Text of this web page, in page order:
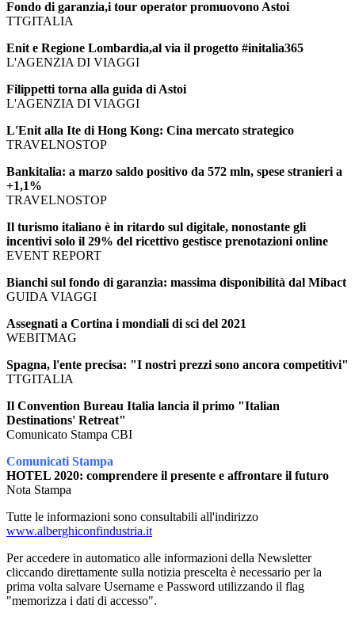
Fondo di garanzia,i tour operator promuovono Astoi
TTGITALIA
Enit e Regione Lombardia,al via il progetto #initalia365
L'AGENZIA DI VIAGGI
Filippetti torna alla guida di Astoi
L'AGENZIA DI VIAGGI
L'Enit alla Ite di Hong Kong: Cina mercato strategico
TRAVELNOSTOP
Bankitalia: a marzo saldo positivo da 572 mln, spese stranieri a
+1,1%
TRAVELNOSTOP
Il turismo italiano è in ritardo sul digitale, nonostante gli
incentivi solo il 29% del ricettivo gestisce prenotazioni online
EVENT REPORT
Bianchi sul fondo di garanzia: massima disponibilità dal Mibact
GUIDA VIAGGI
Assegnati a Cortina i mondiali di sci del 2021
WEBITMAG
Spagna, l'ente precisa: "I nostri prezzi sono ancora competitivi"
TTGITALIA
Il Convention Bureau Italia lancia il primo "Italian
Destinations' Retreat"
Comunicato Stampa CBI
Comunicati Stampa
HOTEL 2020: comprendere il presente e affrontare il futuro
Nota Stampa
Tutte le informazioni sono consultabili all'indirizzo
www.alberghiconfindustria.it
Per accedere in automatico alle informazioni della Newsletter
cliccando direttamente sulla notizia prescelta è necessario per la
prima volta salvare Username e Password utilizzando il flag
"memorizza i dati di accesso".